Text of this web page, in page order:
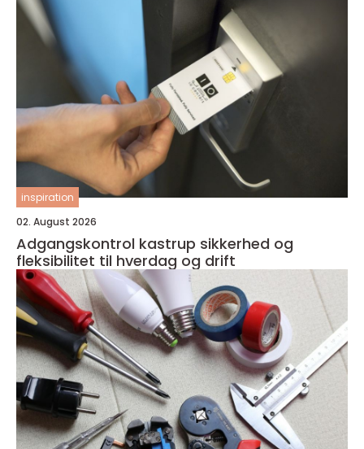
inspiration
02. August 2026
Adgangskontrol kastrup sikkerhed og
fleksibilitet til hverdag og drift